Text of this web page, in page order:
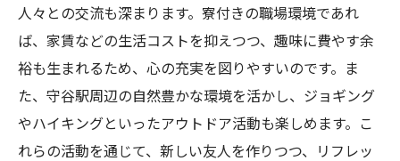
人々との交流も深まります。寮付きの職場環境であれ
ば、家賃などの生活コストを抑えつつ、趣味に費やす余
裕も生まれるため、心の充実を図りやすいのです。ま
た、守谷駅周辺の自然豊かな環境を活かし、ジョギング
やハイキングといったアウトドア活動も楽しめます。こ
れらの活動を通じて、新しい友人を作りつつ、リフレッ